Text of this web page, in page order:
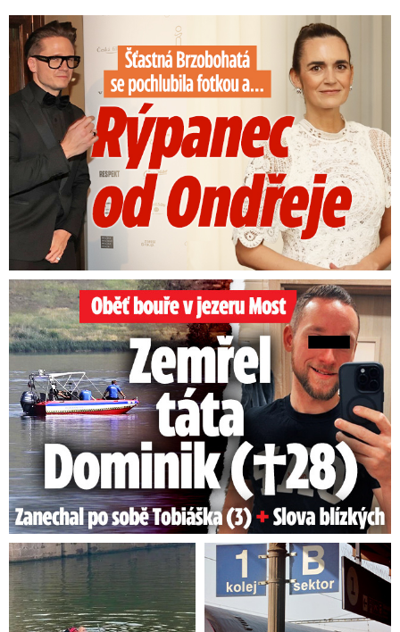
Šťastná Brzobohatá se pochlubila fotkou: Rýpanec od Ondřeje
Oběť bouře v jezeru Most: Zemřel táta Dominik (†28)